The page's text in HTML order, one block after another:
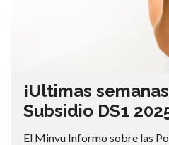
¡Ultimas
Subsidio DS1
El Minvu Informo sobre las